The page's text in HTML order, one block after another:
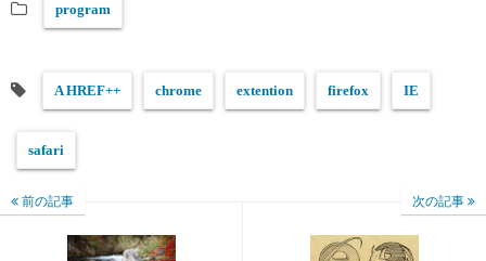
program
A HREF++ chrome extention firefox IE
safari
前の記事 次の記事